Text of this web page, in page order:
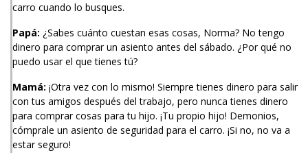
carro cuando lo busques.
Papá: ¿Sabes cuánto cuestan esas cosas, Norma? No tengo
dinero para comprar un asiento antes del sábado. ¿Por qué no
puedo usar el que tienes tú?
Mamá: ¡Otra vez con lo mismo! Siempre tienes dinero para salir
con tus amigos después del trabajo, pero nunca tienes dinero
para comprar cosas para tu hijo. ¡Tu propio hijo! Demonios,
cómprale un asiento de seguridad para el carro. ¡Si no, no va a
estar seguro!